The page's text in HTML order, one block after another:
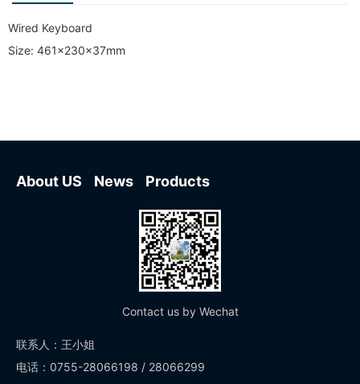
Wired Keyboard
Size: 461x230x37mm
About US News Products
Contact us by Wechat
联系人：王小姐
电话：0755-28066198 / 28066299